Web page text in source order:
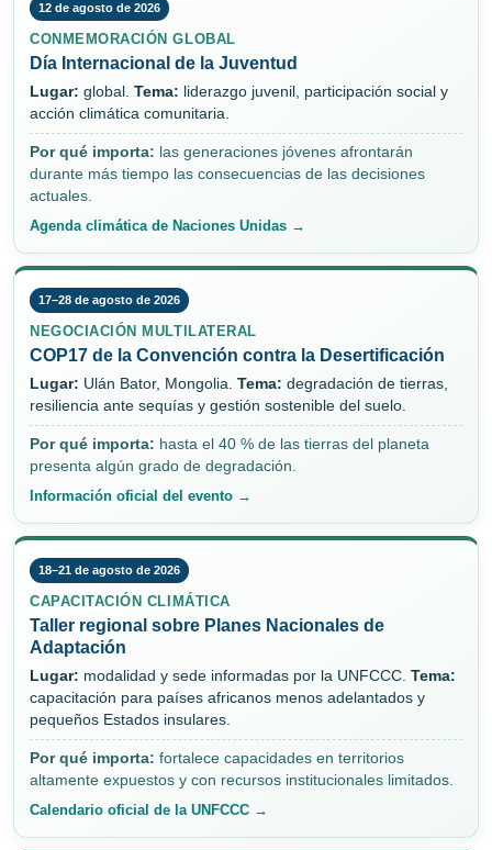
12 de agosto de 2026
CONMEMORACIÓN GLOBAL
Día Internacional de la Juventud
Lugar: global. Tema: liderazgo juvenil, participación social y
acción climática comunitaria.
Por qué importa: las generaciones jóvenes afrontarán
durante más tiempo las consecuencias de las decisiones
actuales.
Agenda climática de Naciones Unidas →
17–28 de agosto de 2026
NEGOCIACIÓN MULTILATERAL
COP17 de la Convención contra la Desertificación
Lugar: Ulán Bator, Mongolia. Tema: degradación de tierras,
resiliencia ante sequías y gestión sostenible del suelo.
Por qué importa: hasta el 40 % de las tierras del planeta
presenta algún grado de degradación.
Información oficial del evento →
18–21 de agosto de 2026
CAPACITACIÓN CLIMÁTICA
Taller regional sobre Planes Nacionales de
Adaptación
Lugar: modalidad y sede informadas por la UNFCCC. Tema:
capacitación para países africanos menos adelantados y
pequeños Estados insulares.
Por qué importa: fortalece capacidades en territorios
altamente expuestos y con recursos institucionales limitados.
Calendario oficial de la UNFCCC →